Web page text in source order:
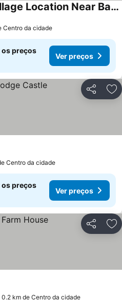
Historic Malthouse Village Location Near Bath (sleeps 7-14)
Centro da cidade
os preços
Ver preços
Partilhar
Centro da cidade
os preços
Ver preços
Partilhar
0.2 km de Centro da cidade